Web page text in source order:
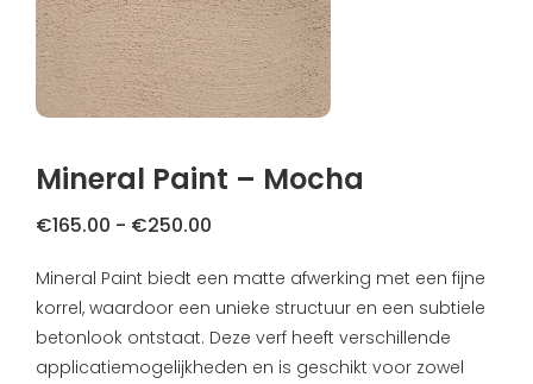
Primers
Coatings
Stalen & testers
Gereedschap
Cadeaubon
Blogs
Klachtenregeling
Privacybeleid
Verzending & Retourneren
About us
Inspiratie
FAQ
Mineral Paint – Mocha
Mineral Paint biedt een matte afwerking met een fijne
korrel, waardoor een unieke structuur en een subtiele
betonlook ontstaat. Deze verf heeft verschillende
applicatiemogelijkheden en is geschikt voor zowel
€165.00 - €250.00
tot
€250.00